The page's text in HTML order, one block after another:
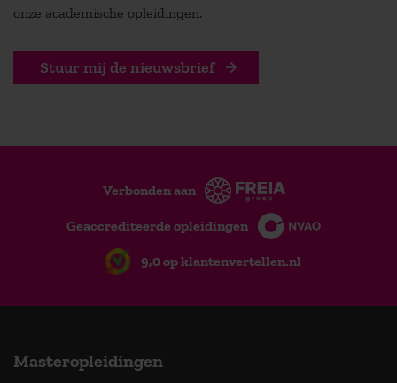
onze academische opleidingen.
Stuur mij de nieuwsbrief
Verbonden aan
Geaccrediteerde opleidingen
9,0 op klantenvertellen.nl
Masteropleidingen